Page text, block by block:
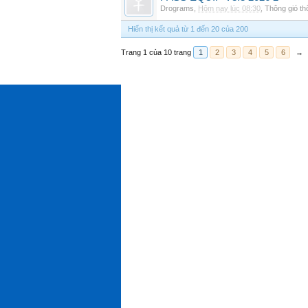
Drograms Hôm nay lúc 08:30 Thông gió
Hiển thị kết quả từ 1 đến 20 của 200
Trang 1 của 10 trang 1 2 3 4 5 6 →